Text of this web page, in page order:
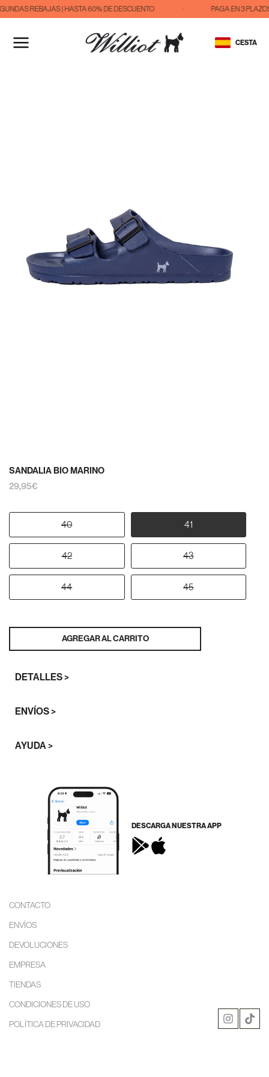
IR
CONTENIDO
REBAJAS | HASTA 60% DE DESCUENTO PAGA EN 3
CESTA
SANDALIA BIO MARINO
29,95€
40 41
42 43
44 45
AGREGAR AL CARRITO
DETALLES >
ENVÍOS >
AYUDA >
DESCARGA NUESTRA APP
CONTACTO
ENVÍOS
DEVOLUCIONES
EMPRESA
TIENDAS
CONDICIONES DE USO
POLÍTICA DE PRIVACIDAD